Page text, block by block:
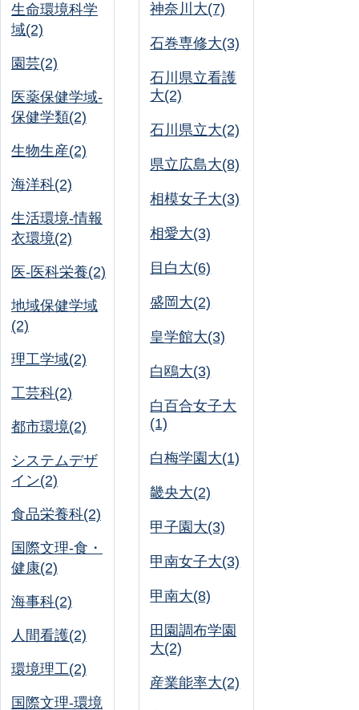
生命環境科学
域(2)
園芸(2)
医薬保健学域-
保健学類(2)
生物生産(2)
海洋科(2)
生活環境-情報
衣環境(2)
医-医科栄養(2)
地域保健学域
(2)
理工学域(2)
工芸科(2)
都市環境(2)
システムデザ
イン(2)
食品栄養科(2)
国際文理-食・
健康(2)
海事科(2)
人間看護(2)
環境理工(2)
国際文理-環境
神奈川大(7)
石巻専修大(3)
石川県立看護
大(2)
石川県立大(2)
県立広島大(8)
相模女子大(3)
相愛大(3)
目白大(6)
盛岡大(2)
皇学館大(3)
白鴎大(3)
白百合女子大
(1)
白梅学園大(1)
畿央大(2)
甲子園大(3)
甲南女子大(3)
甲南大(8)
田園調布学園
大(2)
産業能率大(2)